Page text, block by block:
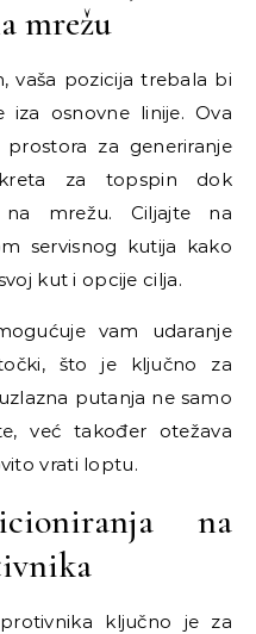
mrežu
vaša pozicija trebala bi
osnovne linije. Ova
za generiranje
za topspin dok
mrežu. Ciljajte na
servisnog kutija kako
kut i opcije cilja.
vam udaranje
što je ključno za
putanja ne samo
već također otežava
vrati loptu.
na
ključno je za